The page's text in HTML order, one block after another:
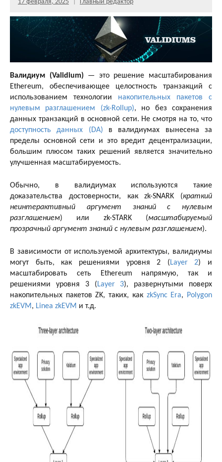
17 февраля, 2025 Главный редактор
Валидиум (Validium) — это решение масштабирования
Ethereum, обеспечивающее целостность транзакций с
использованием технологии накопительных пакетов с
нулевым разглашением (zk-Rollup), но без сохранения
данных транзакций в основной сети. Не смотря на то, что
доступность данных (DA) в валидиумах вынесена за
пределы основной сети и это вредит децентрализации,
большим плюсом таких решений является значительно
улучшенная масштабируемость.
Обычно, в валидиумах используются такие
доказательства достоверности, как zk-SNARK (краткий
неинтерактивный аргумент знаний с нулевым
разглашением) или zk-STARK (масштабируемый
прозрачный аргумент знаний с нулевым разглашением).
В зависимости от используемой архитектуры, валидиумы
могут быть, как решениями уровня 2 (Layer 2) и
масштабировать сеть Ethereum напрямую, так и
решениями уровня 3 (Layer 3), развернутыми поверх
накопительных пакетов ZK, таких, как zkSynс Era,
Polygon
zkEVM , Linea zkEVM и т.д.